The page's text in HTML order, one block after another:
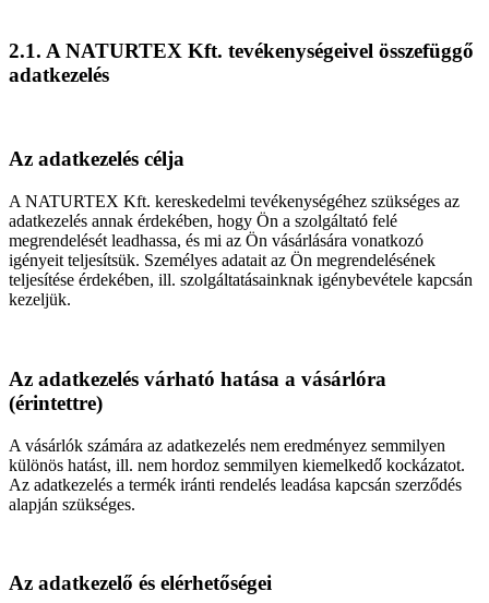
2.1. A NATURTEX Kft. tevékenységeivel összefüggő
adatkezelés
Az adatkezelés célja
A NATURTEX Kft. kereskedelmi tevékenységéhez szükséges az
adatkezelés annak érdekében, hogy Ön a szolgáltató felé
megrendelését leadhassa, és mi az Ön vásárlására vonatkozó
igényeit teljesítsük. Személyes adatait az Ön megrendelésének
teljesítése érdekében, ill. szolgáltatásainknak igénybevétele kapcsán
kezeljük.
Az adatkezelés várható hatása a vásárlóra
(érintettre)
A vásárlók számára az adatkezelés nem eredményez semmilyen
különös hatást, ill. nem hordoz semmilyen kiemelkedő kockázatot.
Az adatkezelés a termék iránti rendelés leadása kapcsán szerződés
alapján szükséges.
Az adatkezelő és elérhetőségei